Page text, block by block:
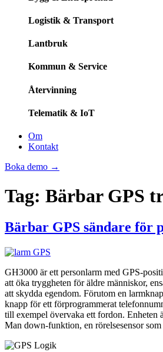
Logistik & Transport
Lantbruk
Kommun & Service
Återvinning
Telematik & IoT
Om
Kontakt
Boka demo →
Tag: Bärbar GPS
Bärbar GPS sändare för
GH3000 är ett personlarm med GPS-
att öka tryggheten för äldre människor,
att skydda egendom. Förutom en
knapp för ett förprogrammerat
till exempel övervaka ett fordon. Enheten
Man down-funktion, en rörelsesensor